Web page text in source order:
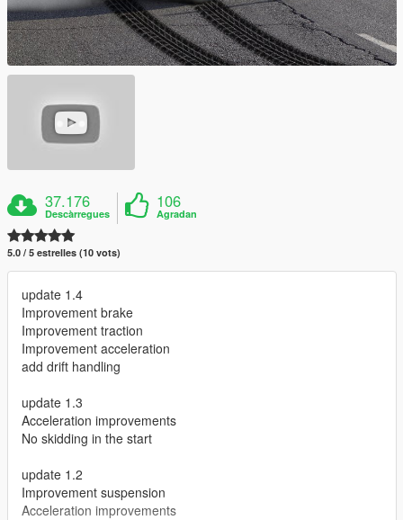
37.176
Descàrregues
106
Agradan
5.0 / 5 estrelles (10 vots)
update 1.4
Improvement brake
Improvement traction
Improvement acceleration
add drift handling
update 1.3
Acceleration improvements
No skidding in the start
update 1.2
Improvement suspension
Acceleration improvements